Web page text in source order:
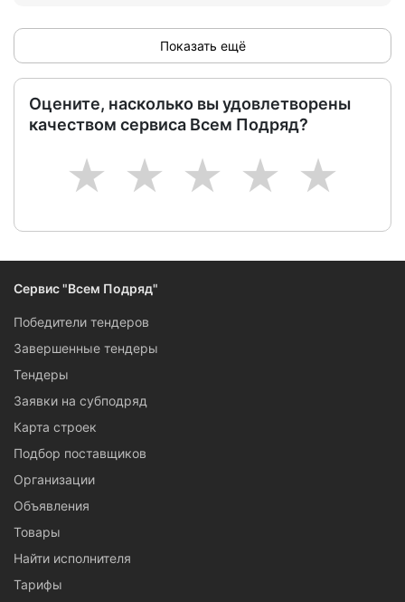
Показать ещё
Оцените, насколько вы удовлетворены
качеством сервиса Всем Подряд?
5
4
3
2
1
Сервис "Всем Подряд"
Победители тендеров
Завершенные тендеры
Тендеры
Заявки на субподряд
Карта строек
Подбор поставщиков
Организации
Объявления
Товары
Найти исполнителя
Тарифы